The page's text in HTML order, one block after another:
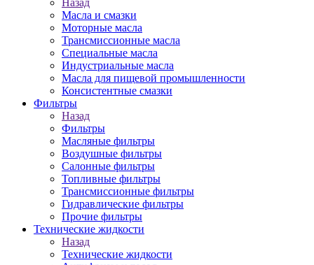
Масла и смазки
Моторные масла
Трансмиссионные масла
Специальные масла
Индустриальные масла
Масла для пищевой промышленности
Консистентные смазки
Фильтры
Назад
Фильтры
Масляные фильтры
Воздушные фильтры
Салонные фильтры
Топливные фильтры
Трансмиссионные фильтры
Гидравлические фильтры
Прочие фильтры
Технические жидкости
Назад
Технические жидкости